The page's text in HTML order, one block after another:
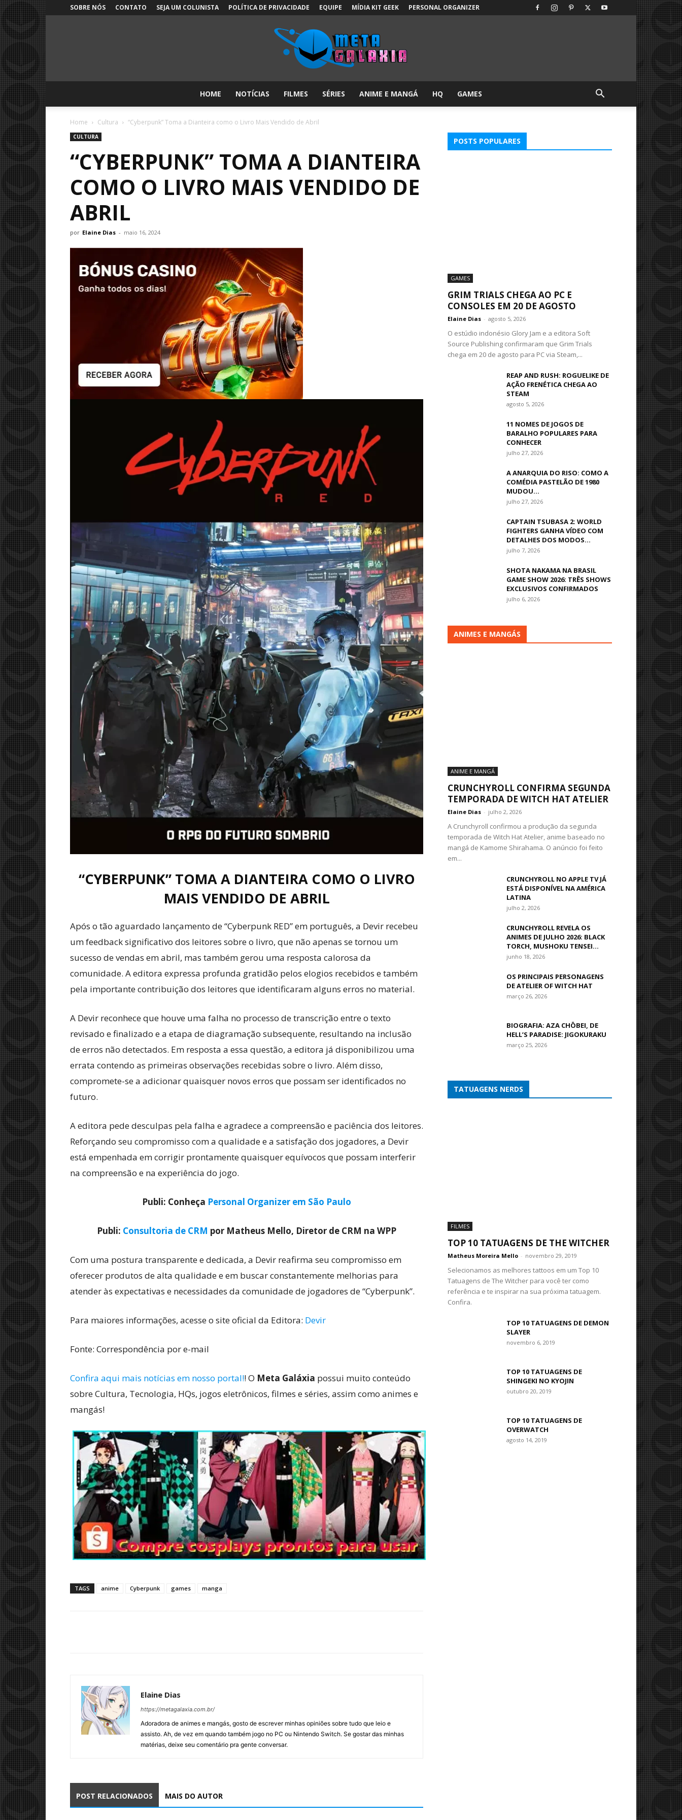
SOBRE NÓS CONTATO SEJA UM COLUNISTA POLÍTICA DE PRIVACIDADE EQUIPE MÍDIA KIT GEEK PERSONAL ORGANIZER
Galáxia:
Pop!
HOME NOTÍCIAS FILMES SÉRIES ANIME E MANGÁ HQ GAMES
Home Cultura “Cyberpunk” Toma a Dianteira como o Livro Mais Vendido de Abril
CULTURA
“CYBERPUNK” TOMA A DIANTEIRA
COMO O LIVRO MAIS VENDIDO DE
ABRIL
por Elaine Dias - maio 16, 2024
“CYBERPUNK” TOMA A DIANTEIRA COMO O LIVRO
MAIS VENDIDO DE ABRIL
Após o tão aguardado lançamento de “Cyberpunk RED” em português, a Devir recebeu
um feedback significativo dos leitores sobre o livro, que não apenas se tornou um
sucesso de vendas em abril, mas também gerou uma resposta calorosa da
comunidade. A editora expressa profunda gratidão pelos elogios recebidos e também
pela importante contribuição dos leitores que identificaram alguns erros no material.
A Devir reconhece que houve uma falha no processo de transcrição entre o texto
revisado e finalizado e a etapa de diagramação subsequente, resultando na inclusão
de erros não detectados. Em resposta a essa questão, a editora já disponibilizou uma
errata contendo as primeiras observações recebidas sobre o livro. Além disso,
compromete-se a adicionar quaisquer novos erros que possam ser identificados no
futuro.
A editora pede desculpas pela falha e agradece a compreensão e paciência dos leitores.
Reforçando seu compromisso com a qualidade e a satisfação dos jogadores, a Devir
está empenhada em corrigir prontamente quaisquer equívocos que possam interferir
na compreensão e na experiência do jogo.
Publi: Conheça Personal Organizer em São Paulo
Publi: Consultoria de CRM por Matheus Mello, Diretor de CRM na WPP
Com uma postura transparente e dedicada, a Devir reafirma seu compromisso em
oferecer produtos de alta qualidade e em buscar constantemente melhorias para
atender às expectativas e necessidades da comunidade de jogadores de “Cyberpunk”.
Para maiores informações, acesse o site oficial da Editora: Devir
Fonte: Correspondência por e-mail
Confira aqui mais notícias em nosso portal!! O Meta Galáxia possui muito conteúdo
sobre Cultura, Tecnologia, HQs, jogos eletrônicos, filmes e séries, assim como animes e
mangás!
TAGS anime Cyberpunk games manga
Elaine Dias
https://metagalaxia.com.br/
Adoradora de animes e mangás, gosto de escrever minhas opiniões sobre tudo que leio e
assisto. Ah, de vez em quando também jogo no PC ou Nintendo Switch. Se gostar das minhas
matérias, deixe seu comentário pra gente conversar.
POST RELACIONADOS MAIS DO AUTOR
POSTS POPULARES
GAMES
GRIM TRIALS CHEGA AO PC E
CONSOLES EM 20 DE AGOSTO
Elaine Dias - agosto 5, 2026
O estúdio indonésio Glory Jam e a editora Soft
Source Publishing confirmaram que Grim Trials
chega em 20 de agosto para PC via Steam,...
REAP AND RUSH: ROGUELIKE DE
AÇÃO FRENÉTICA CHEGA AO
STEAM
agosto 5, 2026
11 NOMES DE JOGOS DE
BARALHO POPULARES PARA
CONHECER
julho 27, 2026
A ANARQUIA DO RISO: COMO A
COMÉDIA PASTELÃO DE 1980
MUDOU...
julho 27, 2026
CAPTAIN TSUBASA 2: WORLD
FIGHTERS GANHA VÍDEO COM
DETALHES DOS MODOS...
julho 7, 2026
SHOTA NAKAMA NA BRASIL
GAME SHOW 2026: TRÊS SHOWS
EXCLUSIVOS CONFIRMADOS
julho 6, 2026
ANIMES E MANGÁS
ANIME E MANGÁ
CRUNCHYROLL CONFIRMA SEGUNDA
TEMPORADA DE WITCH HAT ATELIER
Elaine Dias - julho 2, 2026
A Crunchyroll confirmou a produção da segunda
temporada de Witch Hat Atelier, anime baseado no
mangá de Kamome Shirahama. O anúncio foi feito
em...
CRUNCHYROLL NO APPLE TV JÁ
ESTÁ DISPONÍVEL NA AMÉRICA
LATINA
julho 2, 2026
CRUNCHYROLL REVELA OS
ANIMES DE JULHO 2026: BLACK
TORCH, MUSHOKU TENSEI...
junho 18, 2026
OS PRINCIPAIS PERSONAGENS
DE ATELIER OF WITCH HAT
março 26, 2026
BIOGRAFIA: AZA CHŌBEI, DE
HELL’S PARADISE: JIGOKURAKU
março 25, 2026
TATUAGENS NERDS
FILMES
TOP 10 TATUAGENS DE THE WITCHER
Matheus Moreira Mello - novembro 29, 2019
Selecionamos as melhores tattoos em um Top 10
Tatuagens de The Witcher para você ter como
referência e te inspirar na sua próxima tatuagem.
Confira.
TOP 10 TATUAGENS DE DEMON
SLAYER
novembro 6, 2019
TOP 10 TATUAGENS DE
SHINGEKI NO KYOJIN
outubro 20, 2019
TOP 10 TATUAGENS DE
OVERWATCH
agosto 14, 2019